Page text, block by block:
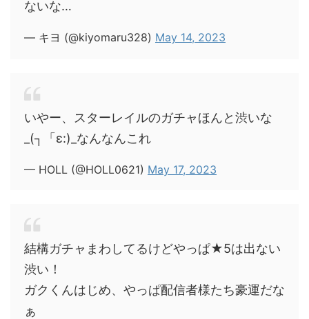
ないな…
— キヨ (@kiyomaru328) May 14, 2023
いやー、スターレイルのガチャほんと渋いな
_(┐「ε:)_なんなんこれ
— HOLL (@HOLL0621) May 17, 2023
結構ガチャまわしてるけどやっぱ★5は出ない
渋い！
ガクくんはじめ、やっぱ配信者様たち豪運だな
ぁ